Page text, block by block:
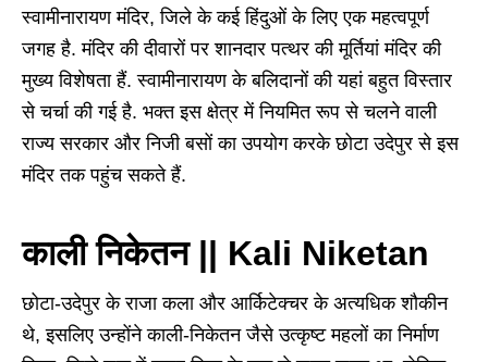
स्वामीनारायण मंदिर, जिले के कई हिंदुओं के लिए एक महत्वपूर्ण
जगह है. मंदिर की दीवारों पर शानदार पत्थर की मूर्तियां मंदिर की
मुख्य विशेषता हैं. स्वामीनारायण के बलिदानों की यहां बहुत विस्तार
से चर्चा की गई है. भक्त इस क्षेत्र में नियमित रूप से चलने वाली
राज्य सरकार और निजी बसों का उपयोग करके छोटा उदेपुर से इस
मंदिर तक पहुंच सकते हैं.
काली निकेतन || Kali Niketan
छोटा-उदेपुर के राजा कला और आर्किटेक्चर के अत्यधिक शौकीन
थे, इसलिए उन्होंने काली-निकेतन जैसे उत्कृष्ट महलों का निर्माण